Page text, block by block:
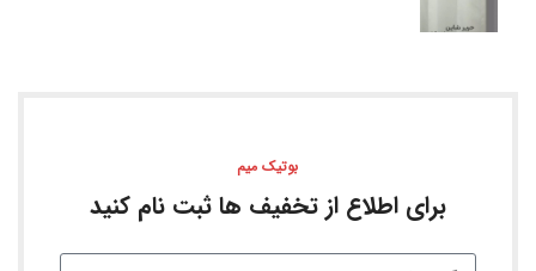
بوتیک میم
برای اطلاع از تخفیف ها ثبت نام کنید